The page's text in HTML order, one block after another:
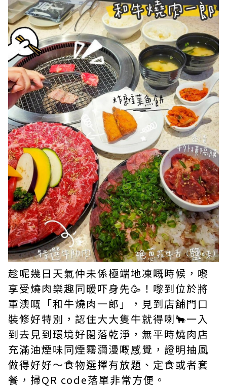
趁呢幾日天氣仲未係極端地凍嘅時候，嚟
享受燒肉樂趣同暖吓身先🥳！嚟到位於將
軍澳嘅「和牛燒肉一郎」，見到店舖門口
裝修好特別，認住大大隻牛就得喇🐂一入
到去見到環境好闊落乾淨，無平時燒肉店
充滿油煙味同煙霧瀰漫嘅感覺，證明抽風
做得好好～食物選擇有放題、定食或者套
餐，掃QR code落單非常方便。